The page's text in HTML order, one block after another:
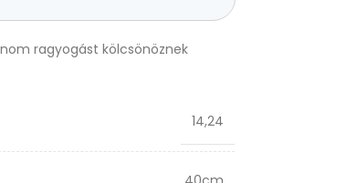
ragyogást kölcsönöznek
14,24